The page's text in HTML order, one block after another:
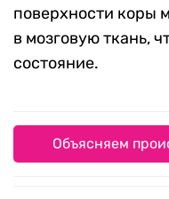
поверхности коры
в мозговую ткань,
состояние.
Объясняем